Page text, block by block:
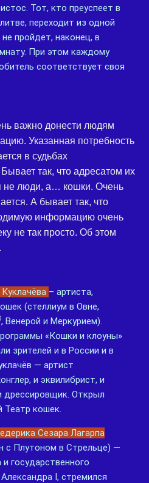
Тот, кто преуспеет в
переходит из одной
пройдет, наконец, в
При этом каждому
соответствует своя
важно донести людям
Указанная потребность
в судьбах
так, что адресатом их
не люди, а… кошки. Очень
А бывает так, что
информацию очень
не так просто. Об этом
– артиста,
(стеллиум в Овне,
, Венерой и Меркурием).
«Кошки и клоуны»
зрителей и в России и в
— артист
и эквилибрист, и
дрессировщик. Открыл
Театр кошек.
Сезара Лагарпа
с Плутоном в Стрельце) —
государственного
I, стремился